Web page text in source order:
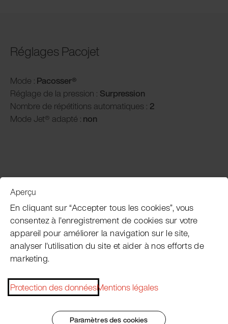
Réglages Pacojet
Mode : Pacosser®
Réglage de la pression : Surpression
Nombre de répétitions automatiques : 2
Mode Jet® adapté : non
Service clientèle
Subscribe Pacojet Newsletter
Would you like to be regularly updated on news, event
Aperçu
En cliquant sur “Accepter tous les cookies”, vous
consentez à l'enregistrement de cookies sur votre
appareil pour améliorer la navigation sur le site,
analyser l'utilisation du site et aider à nos efforts de
marketing.
Protection des donnéesMentions légales
Paramètres des cookies